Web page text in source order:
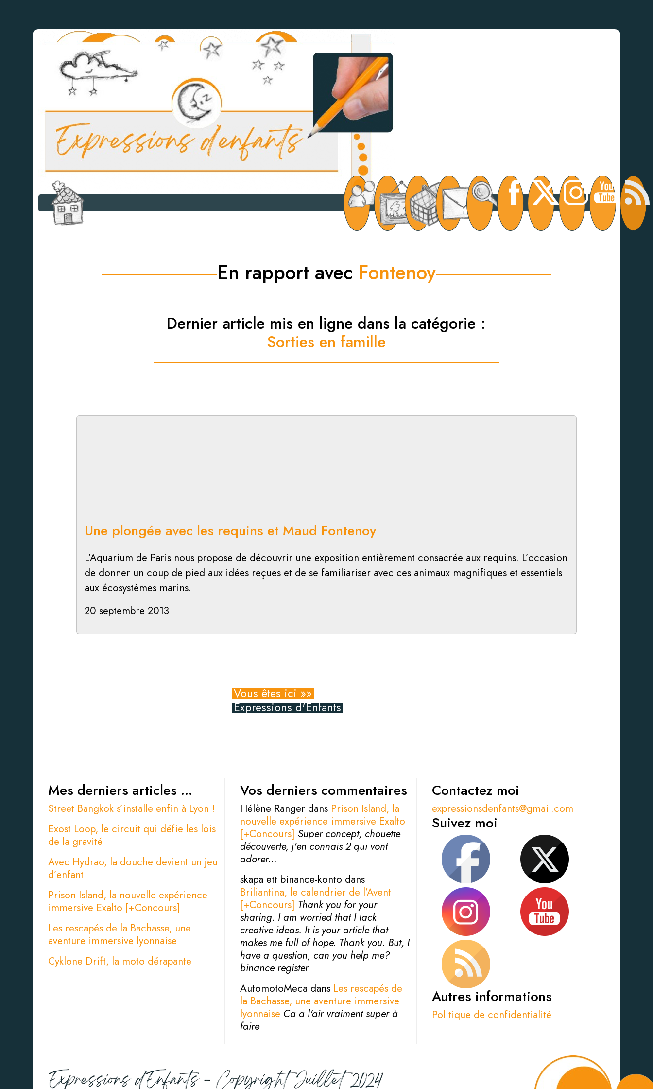
En rapport avec Fontenoy
Dernier article mis en ligne dans la catégorie :
Sorties en famille
Une plongée avec les requins et Maud Fontenoy
L’Aquarium de Paris nous propose de découvrir une exposition entièrement consacrée aux requins. L’occasion
de donner un coup de pied aux idées reçues et de se familiariser avec ces animaux magnifiques et essentiels
aux écosystèmes marins.
20 septembre 2013
Vous êtes ici »»
Expressions d'Enfants
Mes derniers articles ...
Street Bangkok s’installe enfin à Lyon !
Exost Loop, le circuit qui défie les lois
de la gravité
Avec Hydrao, la douche devient un jeu
d’enfant
Prison Island, la nouvelle expérience
immersive Exalto [+Concours]
Les rescapés de la Bachasse, une
aventure immersive lyonnaise
Cyklone Drift, la moto dérapante
Vos derniers commentaires
Hélène Ranger dans Prison Island, la
nouvelle expérience immersive Exalto
[+Concours] Super concept, chouette
découverte, j'en connais 2 qui vont
adorer...
skapa ett binance-konto dans
Briliantina, le calendrier de l’Avent
[+Concours] Thank you for your
sharing. I am worried that I lack
creative ideas. It is your article that
makes me full of hope. Thank you. But, I
have a question, can you help me?
binance register
AutomotoMeca dans Les rescapés de
la Bachasse, une aventure immersive
lyonnaise Ca a l'air vraiment super à
faire
Contactez moi
expressionsdenfants@gmail.com
Suivez moi
Autres informations
Politique de confidentialité